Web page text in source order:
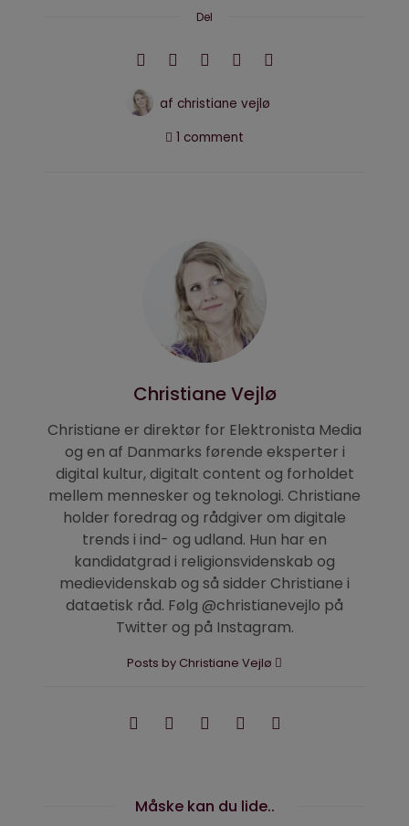
Del
af christiane vejlø
1 comment
Christiane Vejlø
Christiane er direktør for Elektronista Media
og en af Danmarks førende eksperter i
digital kultur, digitalt content og forholdet
mellem mennesker og teknologi. Christiane
holder foredrag og rådgiver om digitale
trends i ind- og udland. Hun har en
kandidatgrad i religionsvidenskab og
medievidenskab og så sidder Christiane i
dataetisk råd. Følg @christianevejlo på
Twitter og på Instagram.
Posts by Christiane Vejlø
Måske kan du lide..